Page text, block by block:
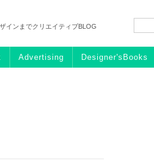
インまでクリエイティブBLOG
Advertising Designer'sBooks